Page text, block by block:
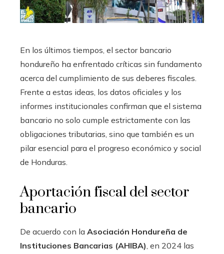
En los últimos tiempos, el sector bancario
hondureño ha enfrentado críticas sin fundamento
acerca del cumplimiento de sus deberes fiscales.
Frente a estas ideas, los datos oficiales y los
informes institucionales confirman que el sistema
bancario no solo cumple estrictamente con las
obligaciones tributarias, sino que también es un
pilar esencial para el progreso económico y social
de Honduras.
Aportación fiscal del sector
bancario
De acuerdo con la Asociación Hondureña de
Instituciones Bancarias (AHIBA), en 2024 las